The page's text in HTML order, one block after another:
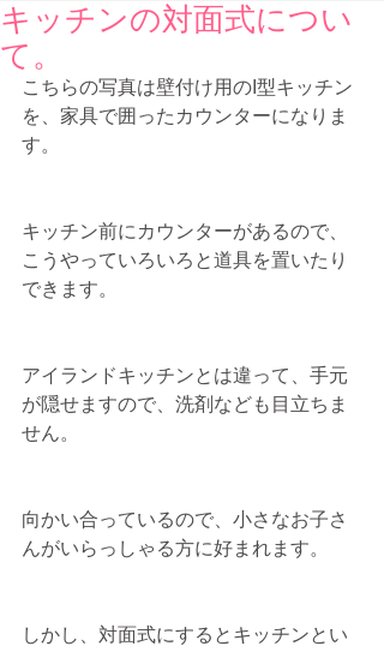
キッチンの対面式につい
て。
こちらの写真は壁付け用のI型キッチン
を、家具で囲ったカウンターになりま
す。
キッチン前にカウンターがあるので、
こうやっていろいろと道具を置いたり
できます。
アイランドキッチンとは違って、手元
が隠せますので、洗剤なども目立ちま
せん。
向かい合っているので、小さなお子さ
んがいらっしゃる方に好まれます。
しかし、対面式にするとキッチンとい